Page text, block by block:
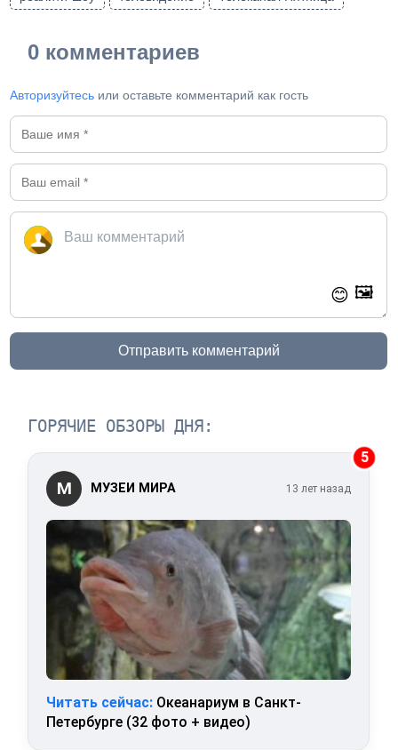
0 комментариев
Авторизуйтесь или оставьте комментарий как гость
😊 🖼️
Отправить комментарий
ГОРЯЧИЕ ОБЗОРЫ ДНЯ:
5
М МУЗЕИ МИРА 13 лет назад
Читать сейчас: Океанариум в Санкт-
Петербурге (32 фото + видео)